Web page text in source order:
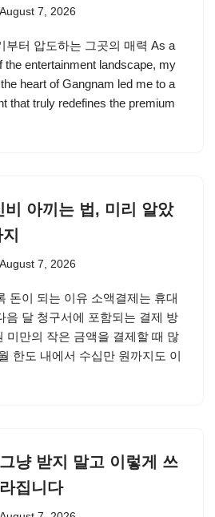
August 7, 2026
부터 압도하는 그곳의 매력 As a
the entertainment landscape, my
heart of Gangnam led me to a
that truly redefines the premium
비 아끼는 법, 미리 알았
August 7, 2026
돈이 되는 이유 소액결제는 휴대
음 달 청구서에 포함되는 결제 방
미만의 작은 금액을 결제할 때 많
한도 내에서 수십만 원까지도 이
냥 받지 말고 이렇게 쓰
집니다